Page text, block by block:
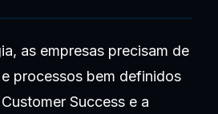
as empresas precisam de
processos bem definidos
Success e a